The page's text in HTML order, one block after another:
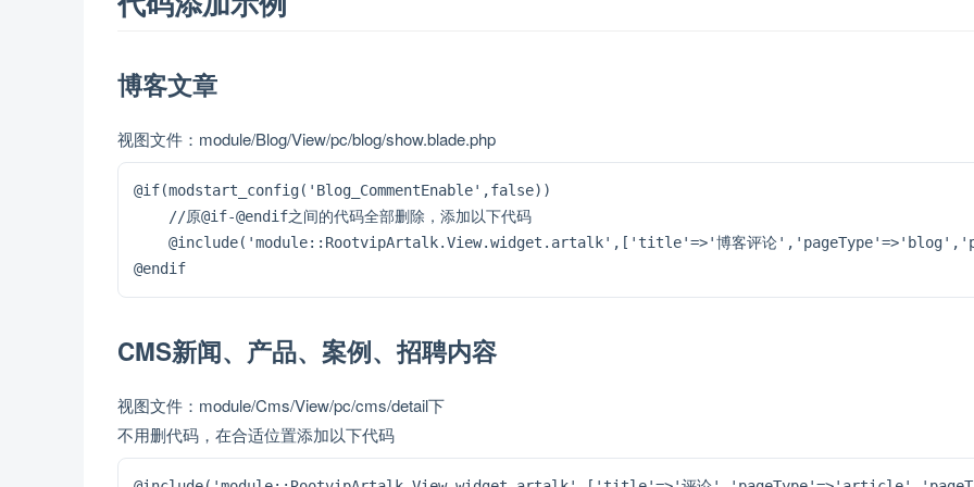
博客文章
视图文件：module/Blog/View/pc/blog/show.blade.php
@if(modstart_config('Blog_CommentEnable',false))
//原@if-@endif之间的代码全部删除，添加以下代码
@include('module::RootvipArtalk.View.widget.artalk',['title'=>'博客评论
@endif
CMS新闻、产品、案例、招聘内容
视图文件：module/Cms/View/pc/cms/detail下
不用删代码，在合适位置添加以下代码